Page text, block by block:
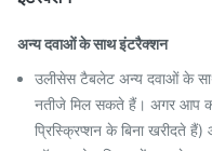
अन्य दवाओं के साथ इंटरैक्शन
उलीसेस टैबलेट अन्य दवाओं के
नतीजे मिल सकते हैं। अगर आप
प्रिस्क्रिप्शन के बिना खरीदते